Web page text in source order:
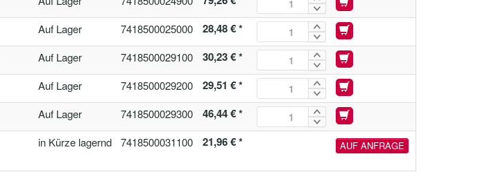
Auf Lager 7418500025000 28,48 € *
Auf Lager 7418500029100 30,23 € *
Auf Lager 7418500029200 29,51 € *
Auf Lager 7418500029300 46,44 € *
in Kürze lagernd 7418500031100 21,96 € * AUF ANFRAGE